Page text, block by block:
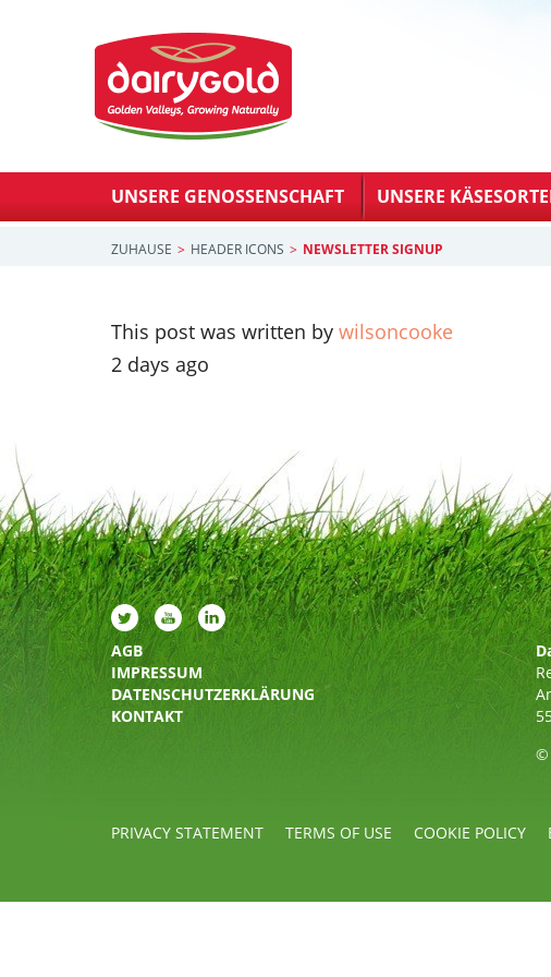
UNSERE GENOSSENSCHAFT UNSERE
ZUHAUSE HEADER ICONS NEWSLETTER SIGNUP
This post was written by wilsoncooke
2 days ago
AGB
IMPRESSUM
DATENSCHUTZERKLÄRUNG
KONTAKT
©
PRIVACY STATEMENT TERMS OF USE COOKIE POLICY